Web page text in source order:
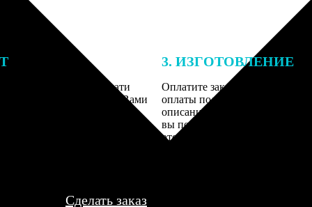
заказа к печати
могут связаться с Вами
3. ИЗГОТОВЛЕНИЕ
Оплатите заказ банковской
оплаты получите
описанием заказа. Когда
вы получите письмо с трек-
отслеживания.
Сделать заказ